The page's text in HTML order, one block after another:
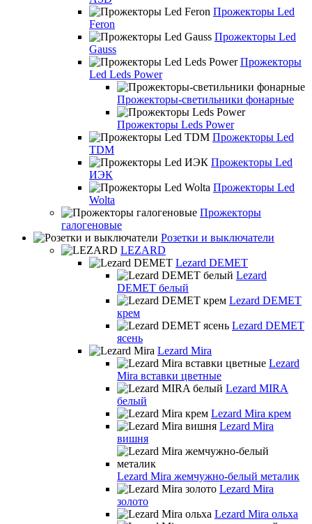
Прожекторы Led
Feron
Прожекторы Led
Gauss
Прожекторы
Led Leds Power
Прожекторы-светильники фонарные
Прожекторы Leds Power
Прожекторы Led
TDM
Прожекторы Led
ИЭК
Прожекторы Led
Wolta
Прожекторы
галогеновые
Розетки и выключатели
LEZARD
Lezard DEMET
Lezard
DEMET белый
Lezard DEMET
крем
Lezard DEMET
ясень
Lezard Mira
Lezard
Mira вставки цветные
Lezard MIRA
белый
Lezard Mira крем
Lezard Mira
вишня
Lezard Mira жемчужно-белый металик
Lezard Mira
золото
Lezard Mira ольха